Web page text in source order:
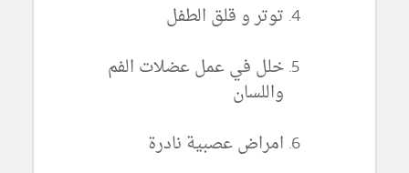
توتر و قلق الطفل
خلل في عمل عضلات الفم
واللسان
امراض عصبية نادرة